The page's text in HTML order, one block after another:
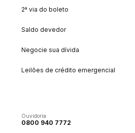
2ª via do boleto
Saldo devedor
Negocie sua dívida
Leilões de crédito emergencial
Ouvidoria
0800 940 7772